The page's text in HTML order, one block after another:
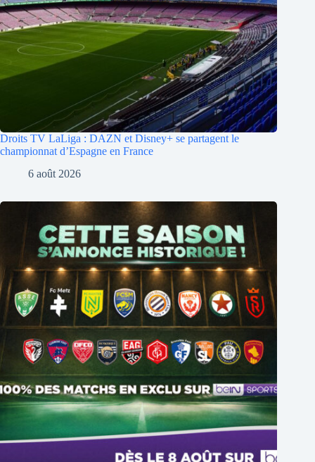
Droits TV LaLiga : DAZN et Disney+ se partagent le
championnat d’Espagne en France
6 août 2026